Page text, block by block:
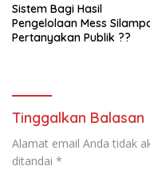
Sistem Bagi Hasil
Pengelolaan Mess
Pertanyakan Publik ??
Tinggalkan Balasan
Alamat email Anda tidak
ditandai *